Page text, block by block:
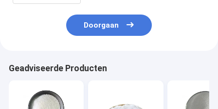
Doorgaan
Geadviseerde Producten